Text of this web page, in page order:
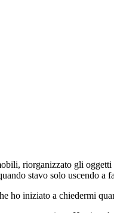
riorganizzato gli
stavo solo uscendo a
ho iniziato a chiedermi